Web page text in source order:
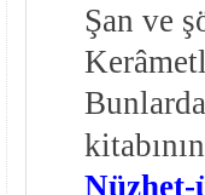
Şan ve
Nüzhet-